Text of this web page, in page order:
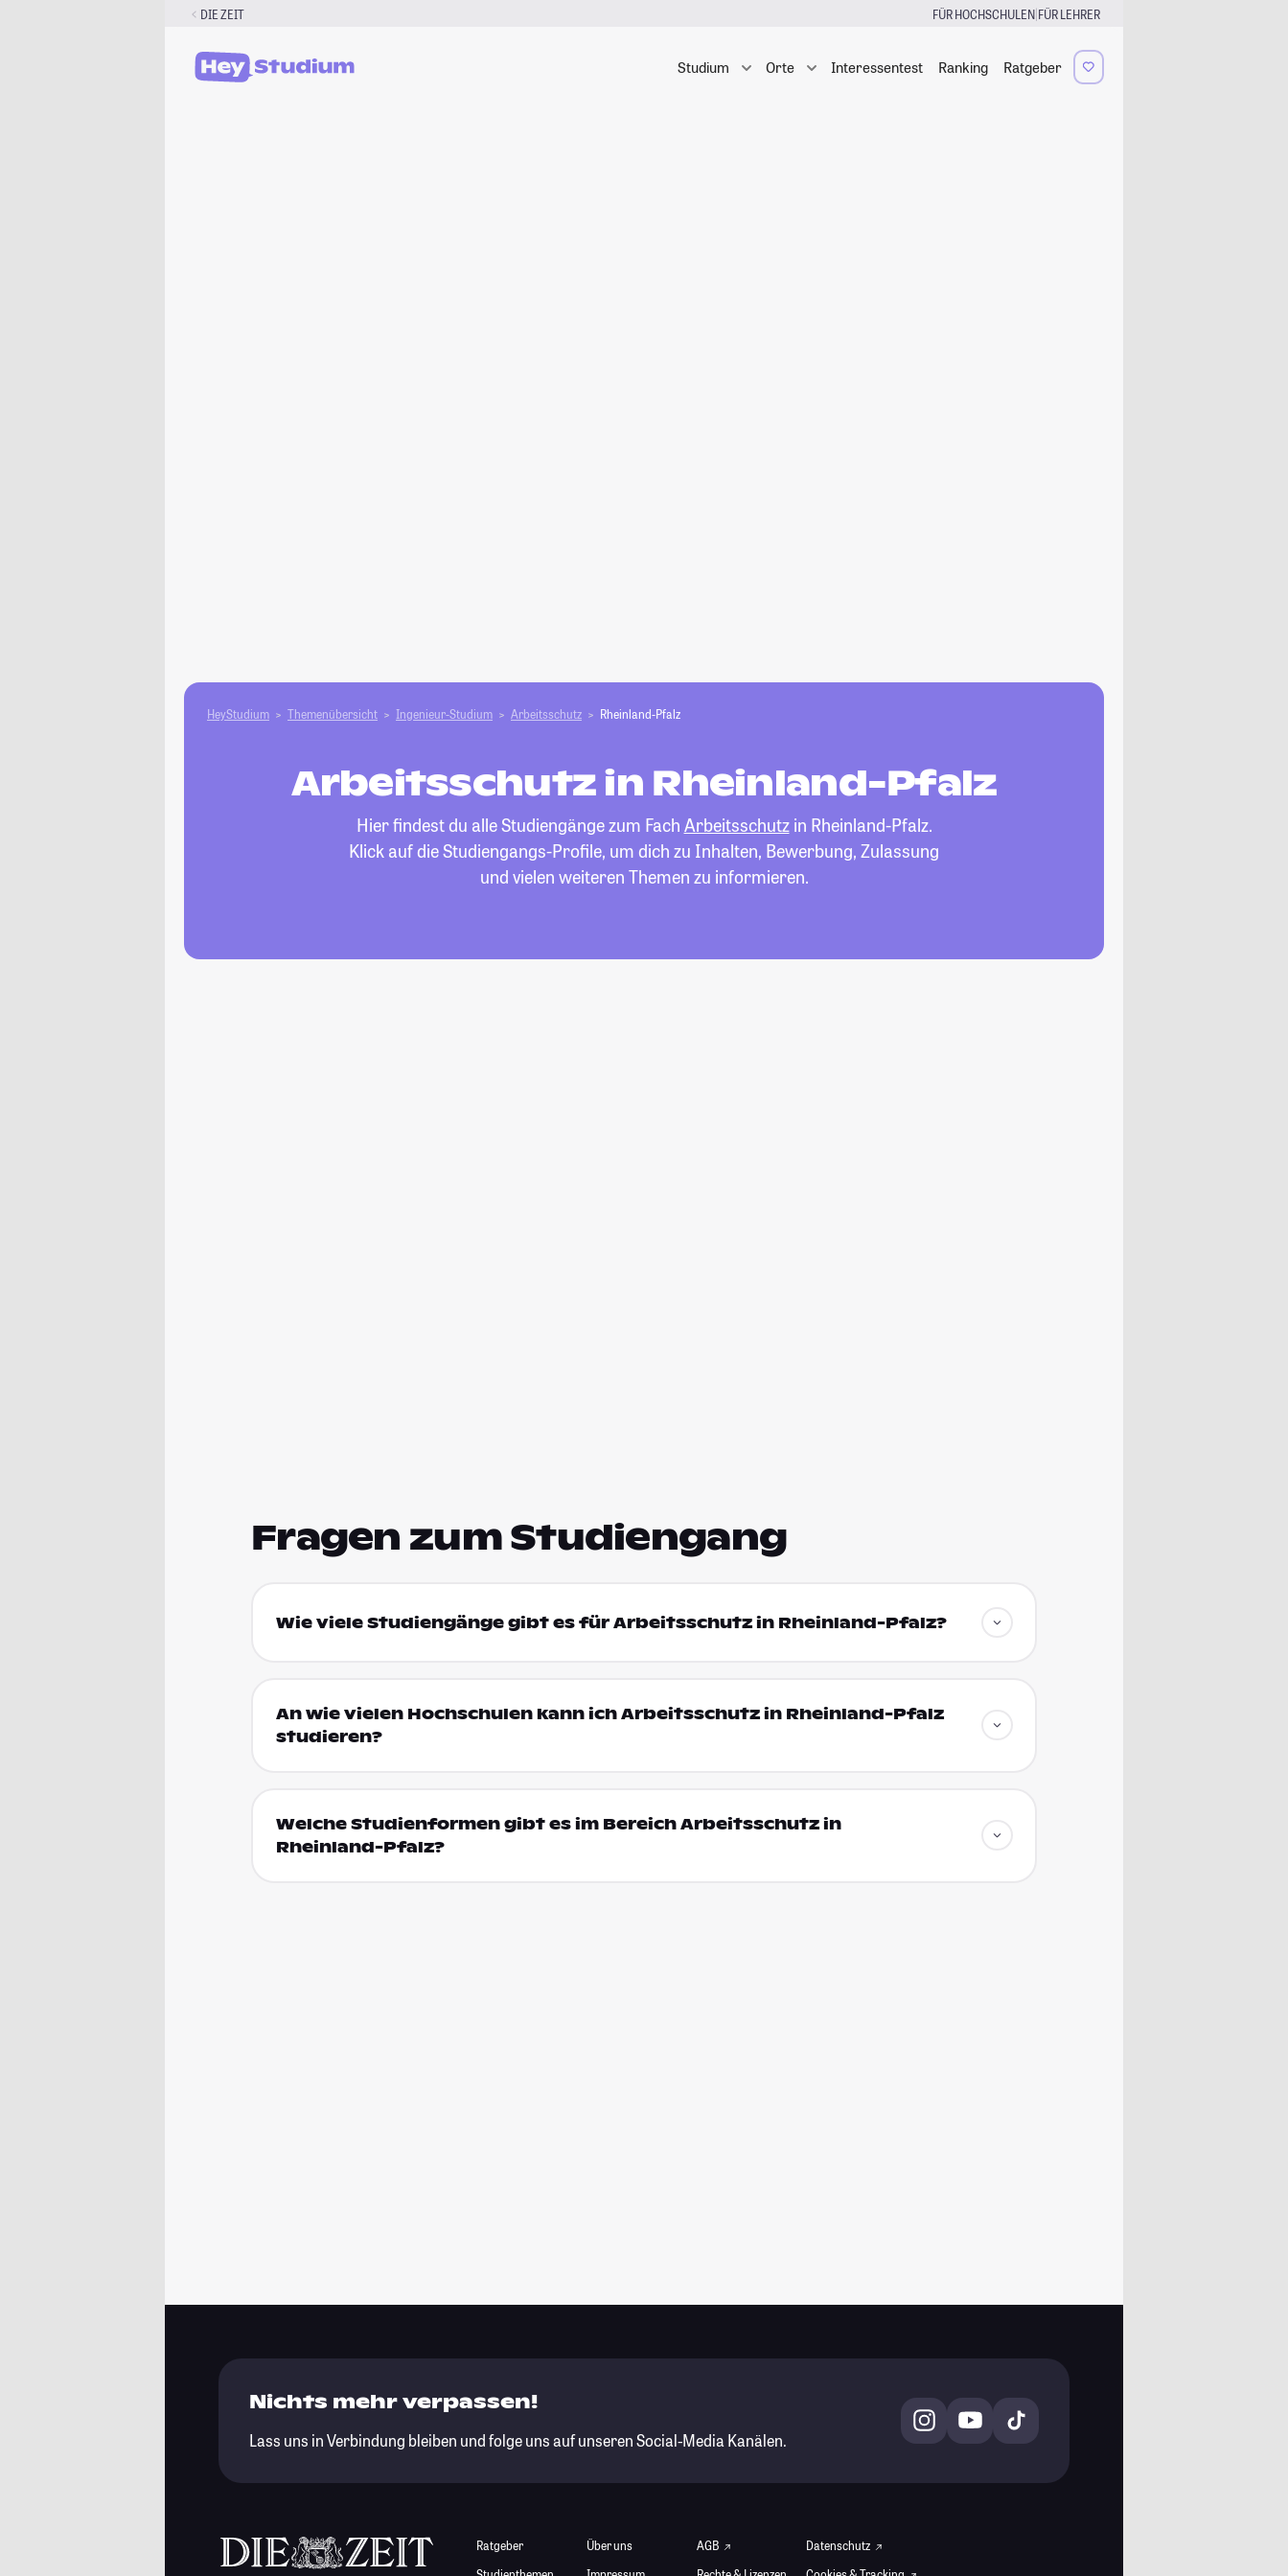
DIE ZEIT FÜR HOCHSCHULEN|FÜR LEHRER
Studium Orte Interessentest Ranking Ratgeber
HeyStudium Themenübersicht Ingenieur-Studium Arbeitsschutz Rheinland-Pfalz
Arbeitsschutz in Rheinland-Pfalz
Hier findest du alle Studiengänge zum Fach Arbeitsschutzin Rheinland-Pfalz.
Klick auf die Studiengangs-Profile, um dich zu Inhalten, Bewerbung, Zulassung
und vielen weiteren Themen zu informieren.
Fragen zum Studiengang
Wie viele Studiengänge gibt es für Arbeitsschutz in Rheinland-Pfalz?
An wie vielen Hochschulen kann ich Arbeitsschutz in Rheinland-Pfalz
studieren?
Welche Studienformen gibt es im Bereich Arbeitsschutz in
Rheinland-Pfalz?
Nichts mehr verpassen!
Lass uns in Verbindung bleiben und folge uns auf unseren Social-Media Kanälen.
Ratgeber
Über uns
AGB
Datenschutz